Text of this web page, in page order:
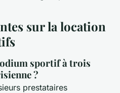
sur la location
sportif à trois
?
prestataires